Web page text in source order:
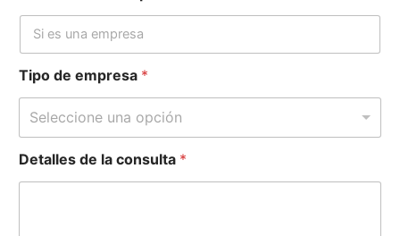
Tipo de empresa *
Seleccione una opción
Detalles de la consulta *